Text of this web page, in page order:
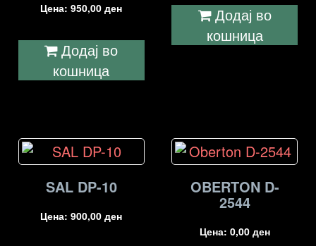
Цена:950,00ден
Додај во
кошница
Додај во
кошница
SAL DP-10
Цена:900,00ден
OBERTON D-
2544
Цена: 0,00 ден